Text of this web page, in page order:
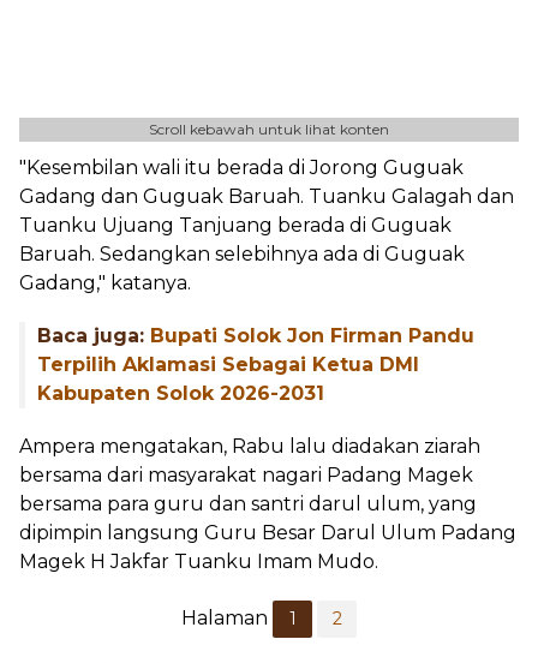
Scroll kebawah untuk lihat konten
"Kesembilan wali itu berada di Jorong Guguak
Gadang dan Guguak Baruah. Tuanku Galagah dan
Tuanku Ujuang Tanjuang berada di Guguak
Baruah. Sedangkan selebihnya ada di Guguak
Gadang," katanya.
Baca juga: Bupati Solok Jon Firman Pandu
Terpilih Aklamasi Sebagai Ketua DMI
Kabupaten Solok 2026-2031
Ampera mengatakan, Rabu lalu diadakan ziarah
bersama dari masyarakat nagari Padang Magek
bersama para guru dan santri darul ulum, yang
dipimpin langsung Guru Besar Darul Ulum Padang
Magek H Jakfar Tuanku Imam Mudo.
Halaman 1 2